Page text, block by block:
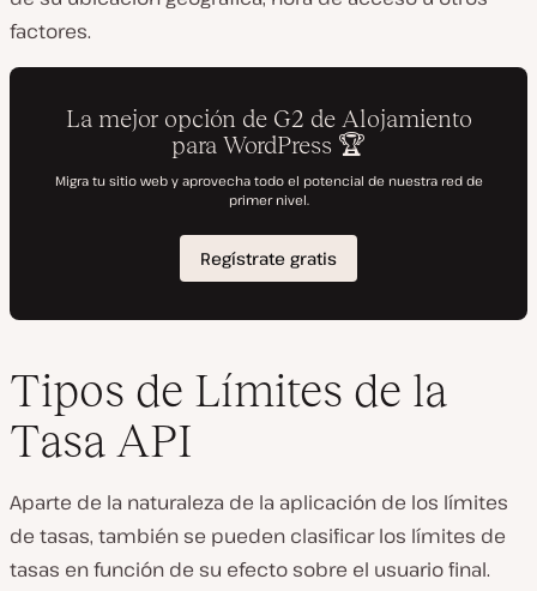
factores.
Tipos de Límites de la
Tasa API
Aparte de la naturaleza de la aplicación de los límites
de tasas, también se pueden clasificar los límites de
tasas en función de su efecto sobre el usuario final.